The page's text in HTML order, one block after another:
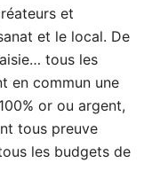
et
et le local. De
tous les
en commun une
or ou argent,
tous preuve
les budgets de